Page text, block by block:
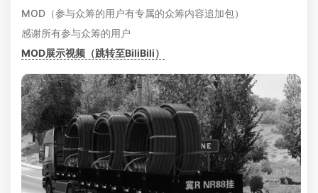
MOD（参与众筹的用户有专属的众筹内容追加包）
感谢所有参与众筹的用户
MOD展示视频（跳转至BiliBili）